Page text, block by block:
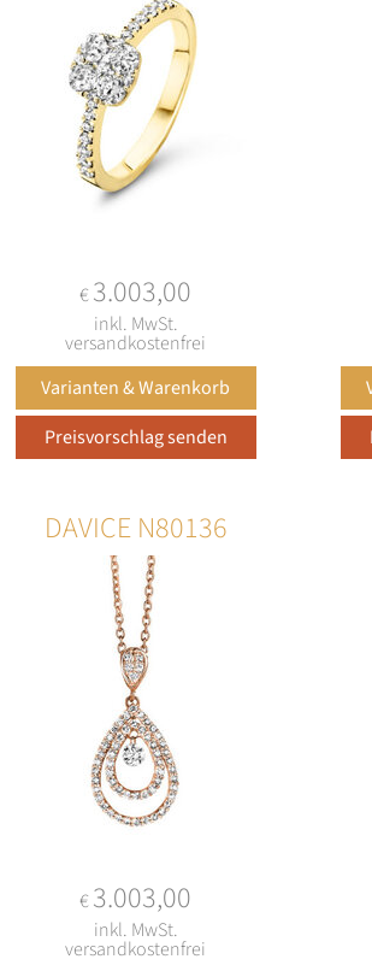
€3.003,00
inkl. MwSt.
versandkostenfrei
DAVICE N80136
€3.003,00
inkl. MwSt.
versandkostenfrei